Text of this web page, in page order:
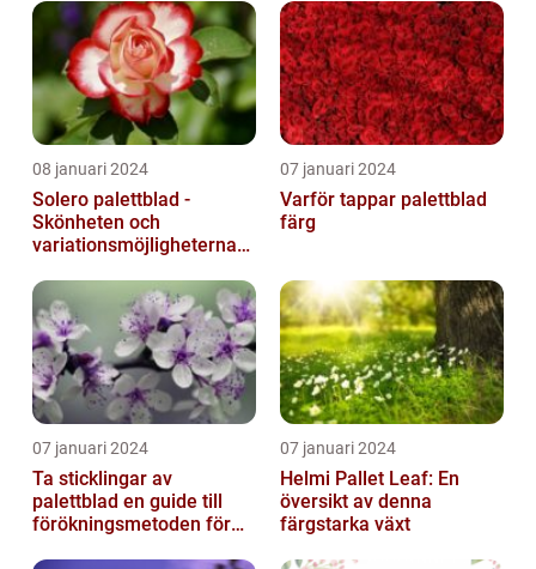
08 januari 2024
Solero palettblad -
Skönheten och
variationsmöjligheterna
07 januari 2024
Varför tappar palettblad
färg
07 januari 2024
Ta sticklingar av
palettblad en guide till
förökningsmetoden för
07 januari 2024
Helmi Pallet Leaf: En
översikt av denna
färgstarka växt